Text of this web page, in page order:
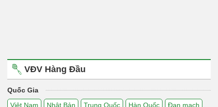
VĐV Hàng Đầu
Quốc Gia
Việt Nam
Nhật Bản Trung Quốc Hàn Quốc Đan mạch